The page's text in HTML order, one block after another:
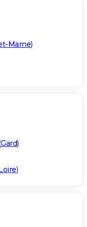
Marne)
Gard)
)